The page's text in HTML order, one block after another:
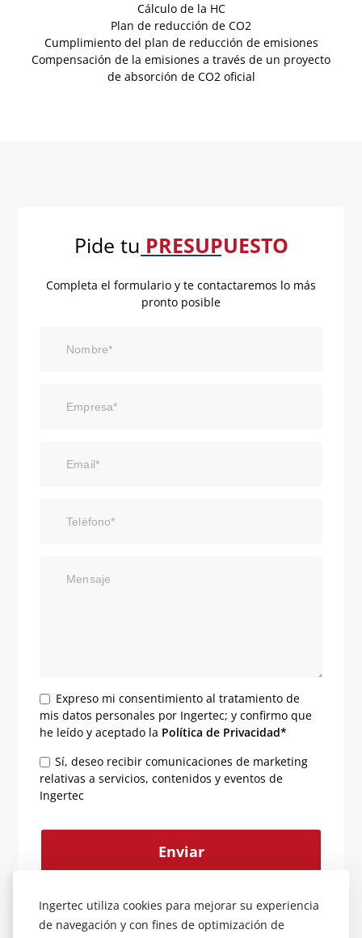
Cálculo de la HC
Plan de reducción de CO2
Cumplimiento del plan de reducción de emisiones
Compensación de la emisiones a través de un proyecto
de absorción de CO2 oficial
Pide tu PRESUPUESTO
Completa el formulario y te contactaremos lo más
pronto posible
Nombre*
Empresa*
Email*
Teléfono*
Mensaje
Expreso mi consentimiento al tratamiento de
mis datos personales por Ingertec; y confirmo que
he leído y aceptado la Política de Privacidad*
Sí, deseo recibir comunicaciones de marketing
relativas a servicios, contenidos y eventos de
Ingertec
Ingertec utiliza cookies para mejorar su experiencia
de navegación y con fines de optimización de